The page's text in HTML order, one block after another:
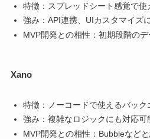
特徴：スプレッドシート感覚で使
強み：API連携、UIカスタマイズ
MVP開発との相性：初期段階のデ
Xano
特徴：ノーコードで使えるバック
強み：複雑なロジックにも対応可
MVP開発との相性：Bubbleなど